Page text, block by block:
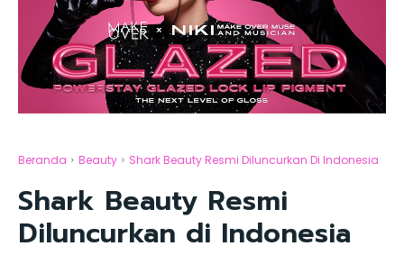
Beranda Beauty Shark Beauty Resmi Diluncurkan Di Indonesia
Shark Beauty Resmi
Diluncurkan di Indonesia